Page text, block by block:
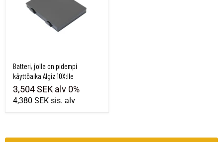
Batteri, jolla on pidempi
käyttöaika Algiz 10X:lle
3,504 SEK alv 0%
4,380 SEK sis. alv